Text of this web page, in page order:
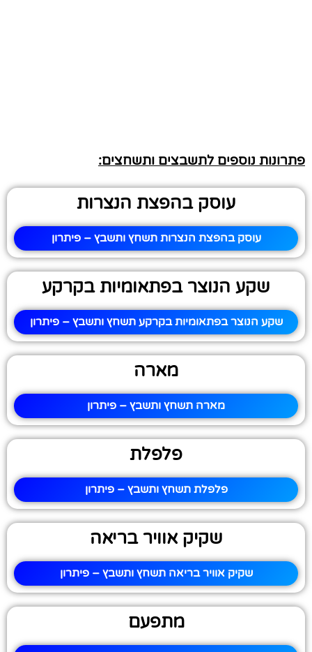
פתרונות נוספים לתשבצים ותשחצים:
עוסק בהפצת הנצרות
עוסק בהפצת הנצרות תשחץ ותשבץ – פיתרון
שקע הנוצר בפתאומיות בקרקע
שקע הנוצר בפתאומיות בקרקע תשחץ ותשבץ – פיתרון
מארה
מארה תשחץ ותשבץ – פיתרון
פלפלת
פלפלת תשחץ ותשבץ – פיתרון
שקיק אוויר בריאה
שקיק אוויר בריאה תשחץ ותשבץ – פיתרון
מתפעם